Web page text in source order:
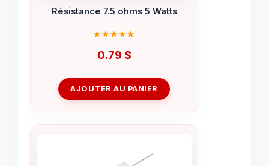
Résistance 7.5 ohms 5 Watts
0.79 $
AJOUTER AU PANIER